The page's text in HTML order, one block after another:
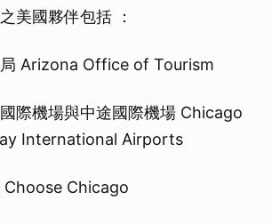
美國夥伴包括 ：
局 Arizona Office of Tourism
國際機場與中途國際機場 Chicago
International Airports
Choose Chicago